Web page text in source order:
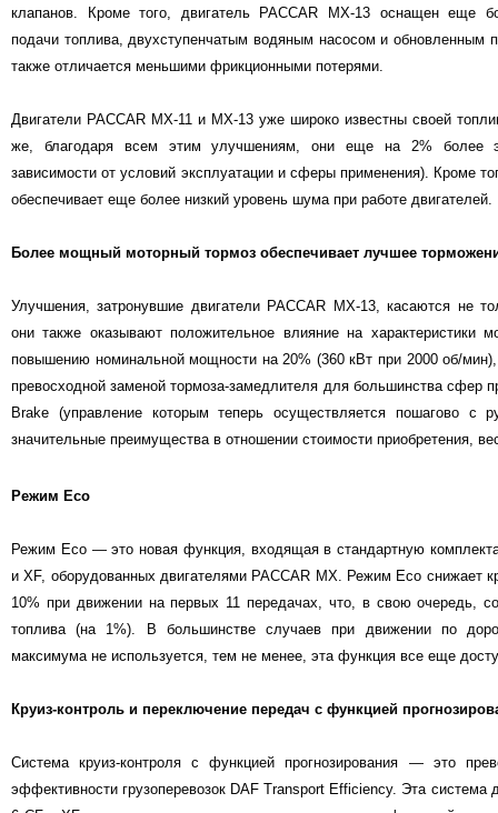
клапанов. Кроме того, двигатель PACCAR MX-13 оснащен еще
подачи топлива, двухступенчатым водяным насосом и обновленным
также отличается меньшими фрикционными потерями.
Двигатели PACCAR MX-11 и MX-13 уже широко известны своей
же, благодаря всем этим улучшениям, они еще на 2% более
зависимости от условий эксплуатации и сферы применения). Кроме
обеспечивает еще более низкий уровень шума при работе двигателей.
Более мощный моторный тормоз обеспечивает лучшее
Улучшения, затронувшие двигатели PACCAR MX-13, касаются не
они также оказывают положительное влияние на характеристики
повышению номинальной мощности на 20% (360 кВт при 2000 об/мин),
превосходной заменой тормоза-замедлителя для большинства сфер
Brake (управление которым теперь осуществляется пошагово с
значительные преимущества в отношении стоимости приобретения,
Режим Eco
Режим Eco — это новая функция, входящая в стандартную
и XF, оборудованных двигателями PACCAR MX. Режим Eco снижает
10% при движении на первых 11 передачах, что, в свою очередь,
топлива (на 1%). В большинстве случаев при движении по
максимума не используется, тем не менее, эта функция все еще
Круиз-контроль и переключение передач с функцией
Система круиз-контроля с функцией прогнозирования — это
эффективности грузоперевозок DAF Transport Efficiency. Эта система